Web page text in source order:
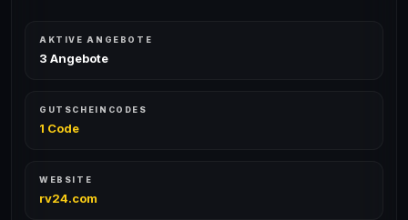
AKTIVE ANGEBOTE
3 Angebote
GUTSCHEINCODES
1 Code
WEBSITE
rv24.com